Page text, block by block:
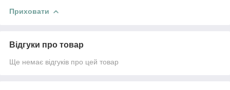
Приховати
Відгуки про товар
Ще немає відгуків про цей товар